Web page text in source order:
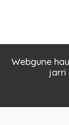
Webgune
jarri